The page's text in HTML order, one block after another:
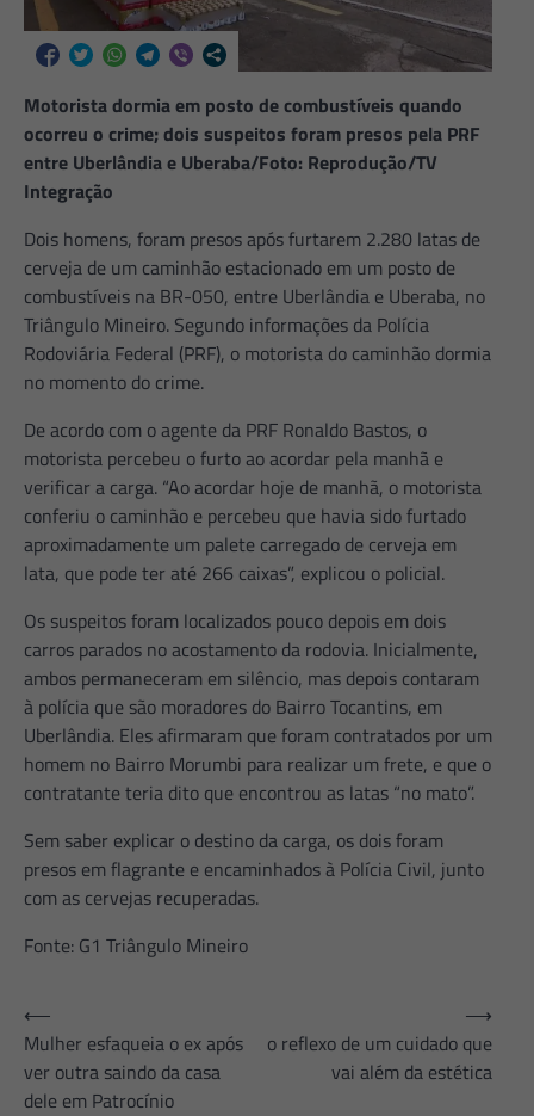
Motorista dormia em posto de combustíveis quando
ocorreu o crime; dois suspeitos foram presos pela PRF
entre Uberlândia e Uberaba/Foto: Reprodução/TV
Integração
Dois homens, foram presos após furtarem 2.280 latas de
cerveja de um caminhão estacionado em um posto de
combustíveis na BR-050, entre Uberlândia e Uberaba, no
Triângulo Mineiro. Segundo informações da Polícia
Rodoviária Federal (PRF), o motorista do caminhão dormia
no momento do crime.
De acordo com o agente da PRF Ronaldo Bastos, o
motorista percebeu o furto ao acordar pela manhã e
verificar a carga. “Ao acordar hoje de manhã, o motorista
conferiu o caminhão e percebeu que havia sido furtado
aproximadamente um palete carregado de cerveja em
lata, que pode ter até 266 caixas”, explicou o policial.
Os suspeitos foram localizados pouco depois em dois
carros parados no acostamento da rodovia. Inicialmente,
ambos permaneceram em silêncio, mas depois contaram
à polícia que são moradores do Bairro Tocantins, em
Uberlândia. Eles afirmaram que foram contratados por um
homem no Bairro Morumbi para realizar um frete, e que o
contratante teria dito que encontrou as latas “no mato”.
Sem saber explicar o destino da carga, os dois foram
presos em flagrante e encaminhados à Polícia Civil, junto
com as cervejas recuperadas.
Fonte: G1 Triângulo Mineiro
Navegação
de
Post
⟵
Mulher esfaqueia o ex após
ver outra saindo da casa
dele em Patrocínio
o reflexo de um cuidado que
vai além da estética
⟶